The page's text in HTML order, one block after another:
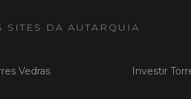
SITES DA AUTARQUIA
Vedras Investir